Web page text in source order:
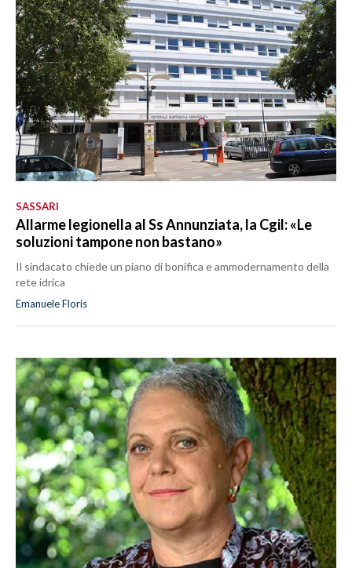
SASSARI
Allarme legionella al Ss Annunziata, la Cgil: «Le
soluzioni tampone non bastano»
Il sindacato chiede un piano di bonifica e ammodernamento della
rete idrica
Emanuele Floris